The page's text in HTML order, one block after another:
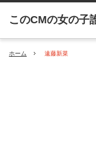
ホーム 遠藤新菜